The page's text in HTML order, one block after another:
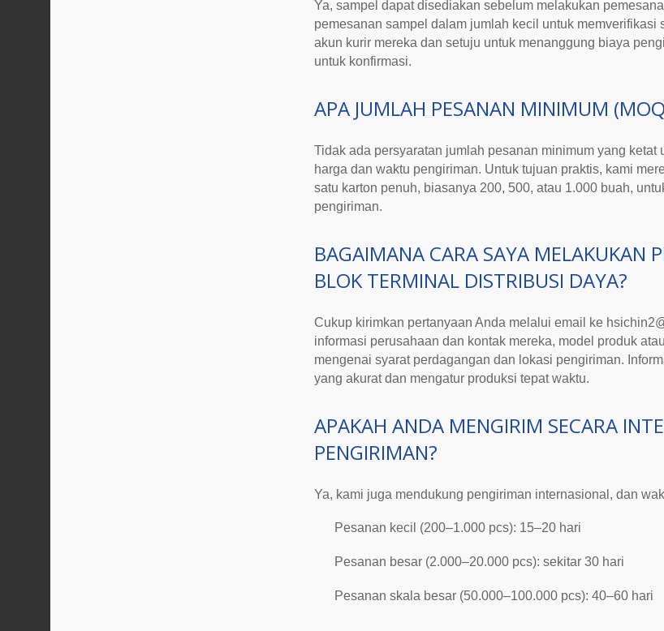
Ya, sampel dapat disediakan sebelum melakukan
pemesanan sampel dalam jumlah kecil untuk
akun kurir mereka dan setuju untuk menanggung biaya
untuk konfirmasi.
APA JUMLAH PESANAN MINIMUM
Tidak ada persyaratan jumlah pesanan minimum yang ketat
harga dan waktu pengiriman. Untuk tujuan praktis, kami
satu karton penuh, biasanya 200, 500, atau 1.000 buah,
pengiriman.
BAGAIMANA CARA SAYA MELAKUKAN
BLOK TERMINAL DISTRIBUSI DAYA?
Cukup kirimkan pertanyaan Anda melalui email ke
informasi perusahaan dan kontak mereka, model produk
mengenai syarat perdagangan dan lokasi pengiriman.
yang akurat dan mengatur produksi tepat waktu.
APAKAH ANDA MENGIRIM SECARA
PENGIRIMAN?
Ya, kami juga mendukung pengiriman internasional, dan
Pesanan kecil (200–1.000 pcs): 15–20 hari
Pesanan besar (2.000–20.000 pcs): sekitar 30 hari
Pesanan skala besar (50.000–100.000 pcs): 40–60 hari